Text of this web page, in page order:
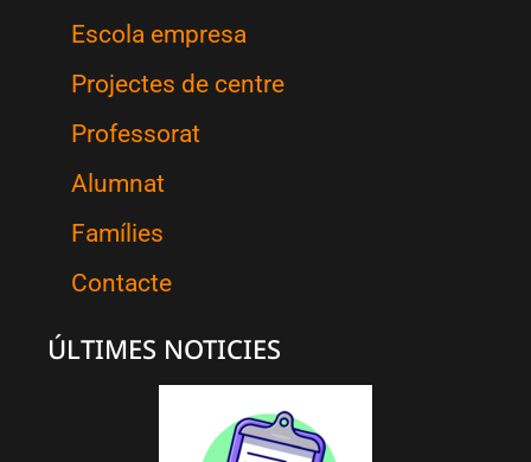
Escola empresa
Projectes de centre
Professorat
Alumnat
Famílies
Contacte
ÚLTIMES NOTICIES